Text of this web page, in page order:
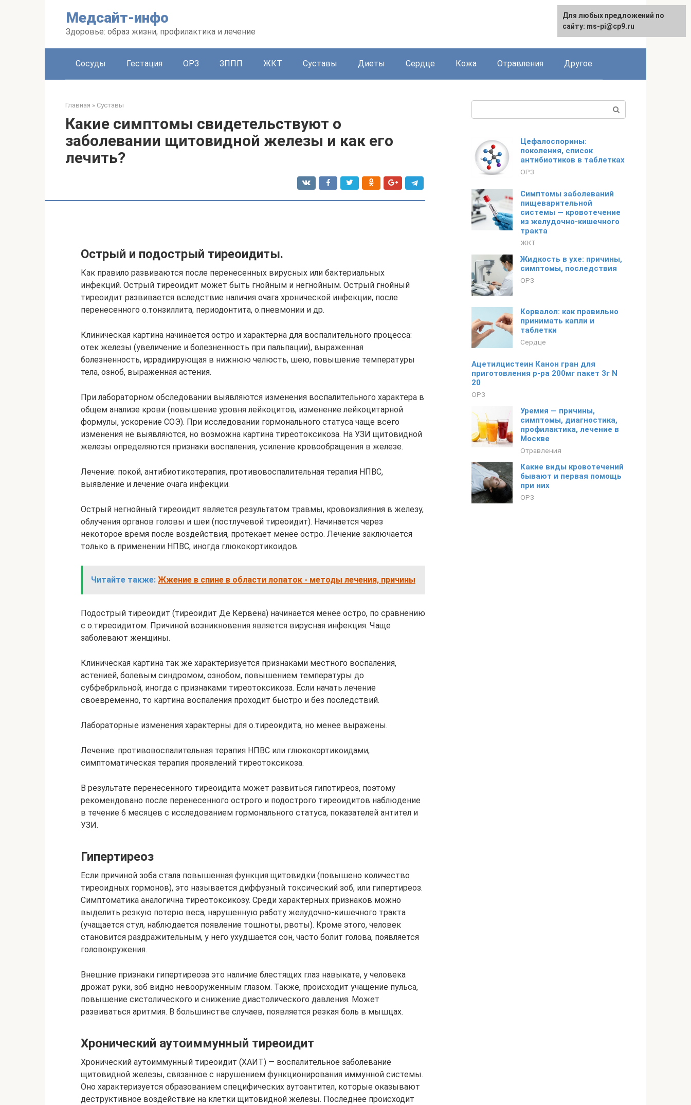
Медсайт-инфо
Здоровье: образ жизни, профилактика и лечение
Сосуды Гестация ОРЗ ЗППП ЖКТ Суставы Диеты Сердце Кожа Отравления Другое
Главная » Суставы
Какие симптомы свидетельствуют о
заболевании щитовидной железы и как его
лечить?
Острый и подострый тиреоидиты.
Как правило развиваются после перенесенных вирусных или бактериальных
инфекций. Острый тиреоидит может быть гнойным и негнойным. Острый гнойный
тиреоидит развивается вследствие наличия очага хронической инфекции, после
перенесенного о.тонзиллита, периодонтита, о.пневмонии и др.
Клиническая картина начинается остро и характерна для воспалительного процесса:
отек железы (увеличение и болезненность при пальпации), выраженная
болезненность, иррадиирующая в нижнюю челюсть, шею, повышение температуры
тела, озноб, выраженная астения.
При лабораторном обследовании выявляются изменения воспалительного характера в
общем анализе крови (повышение уровня лейкоцитов, изменение лейкоцитарной
формулы, ускорение СОЭ). При исследовании гормонального статуса чаще всего
изменения не выявляются, но возможна картина тиреотоксикоза. На УЗИ щитовидной
железы определяются признаки воспаления, усиление кровообращения в железе.
Лечение: покой, антибиотикотерапия, противовоспалительная терапия НПВС,
выявление и лечение очага инфекции.
Острый негнойный тиреоидит является результатом травмы, кровоизлияния в железу,
облучения органов головы и шеи (постлучевой тиреоидит). Начинается через
некоторое время после воздействия, протекает менее остро. Лечение заключается
только в применении НПВС, иногда глюкокортикоидов.
Читайте также: Жжение в спине в области лопаток - методы лечения, причины
Подострый тиреоидит (тиреоидит Де Кервена) начинается менее остро, по сравнению
с о.тиреоидитом. Причиной возникновения является вирусная инфекция. Чаще
заболевают женщины.
Клиническая картина так же характеризуется признаками местного воспаления,
астенией, болевым синдромом, ознобом, повышением температуры до
субфебрильной, иногда с признаками тиреотоксикоза. Если начать лечение
своевременно, то картина воспаления проходит быстро и без последствий.
Лабораторные изменения характерны для о.тиреоидита, но менее выражены.
Лечение: противовоспалительная терапия НПВС или глюкокортикоидами,
симптоматическая терапия проявлений тиреотоксикоза.
В результате перенесенного тиреоидита может развиться гипотиреоз, поэтому
рекомендовано после перенесенного острого и подострого тиреоидитов наблюдение
в течение 6 месяцев с исследованием гормонального статуса, показателей антител и
УЗИ.
Гипертиреоз
Если причиной зоба стала повышенная функция щитовидки (повышено количество
тиреоидных гормонов), это называется диффузный токсический зоб, или гипертиреоз.
Симптоматика аналогична тиреотоксикозу. Среди характерных признаков можно
выделить резкую потерю веса, нарушенную работу желудочно-кишечного тракта
(учащается стул, наблюдается появление тошноты, рвоты). Кроме этого, человек
становится раздражительным, у него ухудшается сон, часто болит голова, появляется
головокружения.
Внешние признаки гипертиреоза это наличие блестящих глаз навыкате, у человека
дрожат руки, зоб видно невооруженным глазом. Также, происходит учащение пульса,
повышение систолического и снижение диастолического давления. Может
развиваться аритмия. В большинстве случаев, появляется резкая боль в мышцах.
Хронический аутоиммунный тиреоидит
Хронический аутоиммунный тиреоидит (ХАИТ) — воспалительное заболевание
щитовидной железы, связанное с нарушением функционирования иммунной системы.
Оно характеризуется образованием специфических аутоантител, которые оказывают
деструктивное воздействие на клетки щитовидной железы. Последнее происходит
Цефалоспорины:
поколения, список
антибиотиков в таблетках
ОРЗ
Симптомы заболеваний
пищеварительной
системы — кровотечение
из желудочно-кишечного
тракта
ЖКТ
Жидкость в ухе: причины,
симптомы, последствия
ОРЗ
Корвалол: как правильно
принимать капли и
таблетки
Сердце
Ацетилцистеин Канон гран для
приготовления р-ра 200мг пакет 3г N
20
ОРЗ
Уремия — причины,
симптомы, диагностика,
профилактика, лечение в
Москве
Отравления
Какие виды кровотечений
бывают и первая помощь
при них
ОРЗ
Для любых предложений по
сайту: ms-pi@cp9.ru